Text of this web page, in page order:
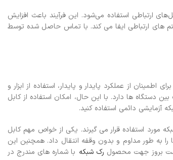
ارتباطی استفاده می‌شود. این فرآیند باعث افزایش
های ارتباطی ایفا می کند. با تماس حاصل شده توسط
از عملکرد پایدار و پایدار، استفاده از ابزار و
ها دارد. با این حال، امکان استفاده از کابل
آزمایشی دائمی استفاده کنید.
مورد استفاده قرار می گیرند. یکی از خواص مهم کابل
را به طور مداوم و بدون وقفه انتقال داد. همچنین این
بروز جهت محصول رک شبکه با شماره های مندرج در